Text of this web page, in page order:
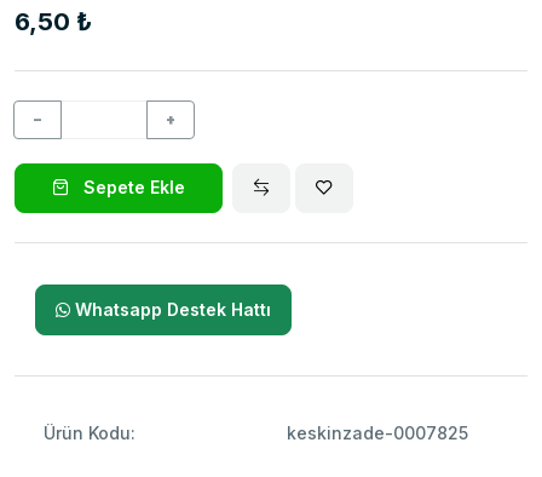
6,50 ₺
− +
Sepete Ekle
Whatsapp Destek Hattı
Ürün Kodu: keskinzade-0007825